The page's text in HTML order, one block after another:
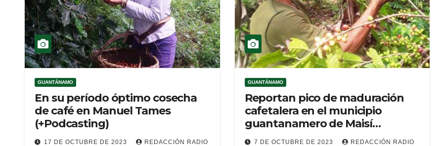
GUANTÁNAMO
En su período óptimo cosecha
de café en Manuel Tames
(+Podcasting)
17 DE OCTUBRE DE 2023
REDACCIÓN RADIO
GUANTÁNAMO
Reportan pico de maduración
cafetalera en el municipio
guantanamero de Maisí
(+Podcasting)
7 DE OCTUBRE DE 2023
REDACCIÓN RADIO